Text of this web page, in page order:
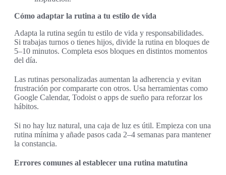
Cómo adaptar la rutina a tu estilo de vida
Adapta la rutina según tu estilo de vida y responsabilidades.
Si trabajas turnos o tienes hijos, divide la rutina en bloques de
5–10 minutos. Completa esos bloques en distintos momentos
del día.
Las rutinas personalizadas aumentan la adherencia y evitan
frustración por compararte con otros. Usa herramientas como
Google Calendar, Todoist o apps de sueño para reforzar los
hábitos.
Si no hay luz natural, una caja de luz es útil. Empieza con una
rutina mínima y añade pasos cada 2–4 semanas para mantener
la constancia.
Errores comunes al establecer una rutina matutina